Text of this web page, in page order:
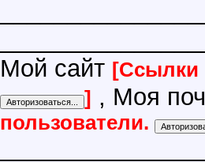
Мой сайт [Ссылки
] , Моя
пользователи.